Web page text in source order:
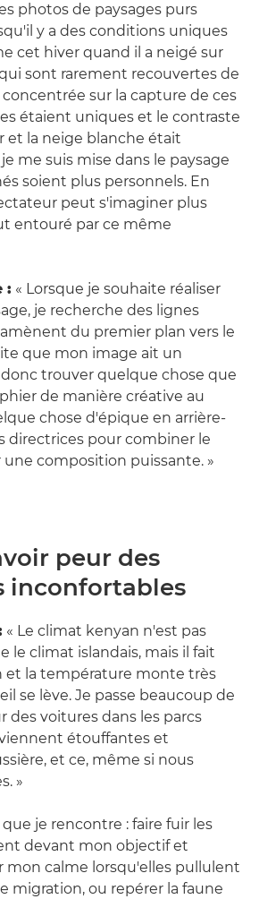
photos de paysages purs
y a des conditions uniques
cet hiver quand il a neigé sur
sont rarement recouvertes de
sur la capture de ces
étaient uniques et le contraste
et la neige blanche était
me suis mise dans le paysage
soient plus personnels. En
peut s'imaginer plus
entouré par ce même
: « Lorsque je souhaite réaliser
je recherche des lignes
du premier plan vers le
que mon image ait un
donc trouver quelque chose que
de manière créative au
chose d'épique en arrière-
directrices pour combiner le
composition puissante. »
peur des
inconfortables
« Le climat kenyan n'est pas
le climat islandais, mais il fait
et la température monte très
se lève. Je passe beaucoup de
des voitures dans les parcs
étouffantes et
et ce, même si nous
»
je rencontre : faire fuir les
devant mon objectif et
mon calme lorsqu'elles pullulent
migration, ou repérer la faune